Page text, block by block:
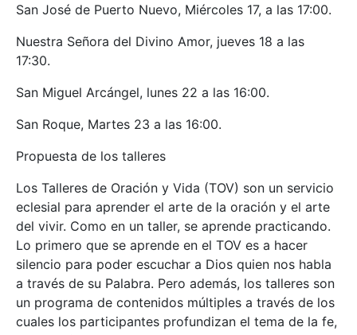
San José de Puerto Nuevo, Miércoles 17, a las 17:00.
Nuestra Señora del Divino Amor, jueves 18 a las
17:30.
San Miguel Arcángel, lunes 22 a las 16:00.
San Roque, Martes 23 a las 16:00.
Propuesta de los talleres
Los Talleres de Oración y Vida (TOV) son un servicio
eclesial para aprender el arte de la oración y el arte
del vivir. Como en un taller, se aprende practicando.
Lo primero que se aprende en el TOV es a hacer
silencio para poder escuchar a Dios quien nos habla
a través de su Palabra. Pero además, los talleres son
un programa de contenidos múltiples a través de los
cuales los participantes profundizan el tema de la fe,